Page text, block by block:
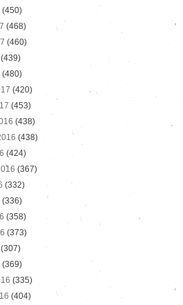
(450)
(468)
(460)
(439)
(480)
(420)
(453)
(438)
(438)
(424)
(367)
(332)
(336)
(358)
(373)
(307)
(369)
(335)
(404)